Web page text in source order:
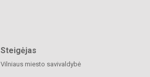
Steigėjas
Vilniaus miesto savivaldybė